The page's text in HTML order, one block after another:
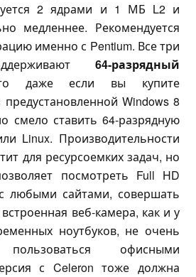
2 ядрами и 1 МБ L2 и
медленнее. Рекомендуется
именно с Pentium. Все три
64-разрядный
даже если вы купите
Windows 8
смело ставить 64-разрядную
Linux. Производительности
для ресурсоемких задач, но
посмотреть Full HD
любыми сайтами, совершать
веб-камера, как и у
ноутбуков, не очень
офисными
с Celeron тоже должна